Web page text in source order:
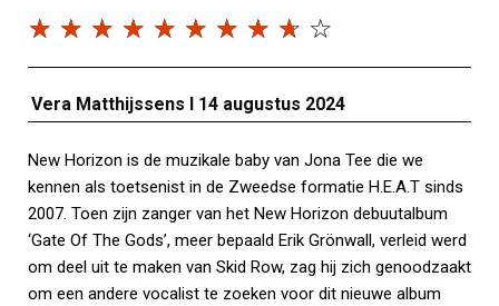
☆ ☆ ☆ ☆ ☆ ☆ ☆ ☆ ☆ ☆
Vera Matthijssens I 14 augustus 2024
New Horizon is de muzikale baby van Jona Tee die we
kennen als toetsenist in de Zweedse formatie H.E.A.T sinds
2007. Toen zijn zanger van het New Horizon debuutalbum
‘Gate Of The Gods’, meer bepaald Erik Grönwall, verleid werd
om deel uit te maken van Skid Row, zag hij zich genoodzaakt
om een andere vocalist te zoeken voor dit nieuwe album